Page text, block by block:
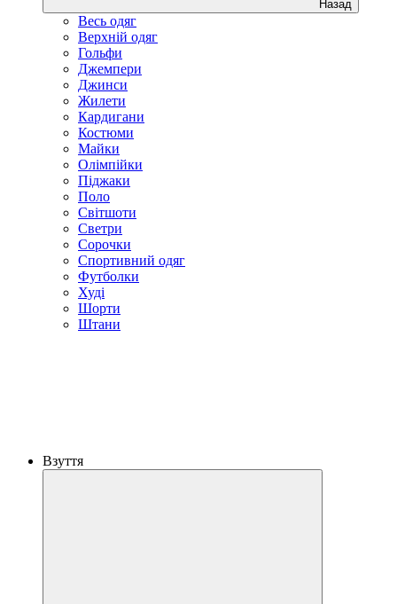
Назад
Весь одяг
Верхній одяг
Гольфи
Джемпери
Джинси
Жилети
Кардигани
Костюми
Майки
Олімпійки
Піджаки
Поло
Світшоти
Светри
Сорочки
Спортивний одяг
Футболки
Худі
Шорти
Штани
Взуття